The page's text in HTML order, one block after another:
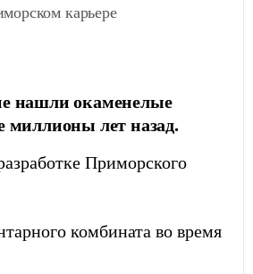
карьере
нашли окаменелые
миллионы лет назад.
Приморского
комбината во время